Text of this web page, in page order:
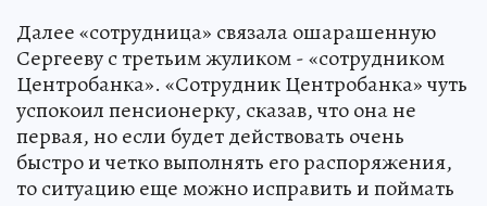
Далее «сотрудница» связала ошарашенную
Сергееву с третьим жуликом - «сотрудником
Центробанка». «Сотрудник Центробанка» чуть
успокоил пенсионерку, сказав, что она не
первая, но если будет действовать очень
быстро и четко выполнять его распоряжения,
то ситуацию еще можно исправить и поймать